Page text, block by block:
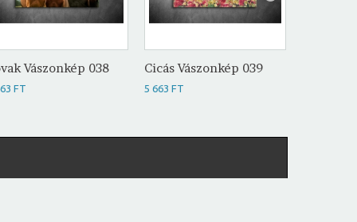
Vászonkép 038
FT
Cicás Vászonkép 039
5 663 FT